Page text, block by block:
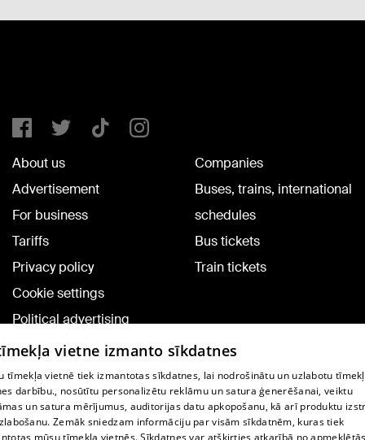
About us
Advertisement
For business
Tariffs
Privacy policy
Cookie settings
Political advertising
Cookie policy
Commenting terms
Companies
Buses, trains, international
schedules
Bus tickets
Train tickets
TV program
Contract rules
vietne izmanto sīkdatnes
tīmekļa vietnē tiek izmantotas sīkdatnes, lai nodrošinātu un uzlabotu
darbību., nosūtītu personalizētu reklāmu un satura ģenerēšanai, veiktu
un satura mērījumus, auditorijas datu apkopošanu, kā arī produktu
Zemāk sniedzam informāciju par visām sīkdatnēm, kuras tiek
mūsu tīmekļa vietnēs. Sīkdatnes var atšķirties atkarībā no